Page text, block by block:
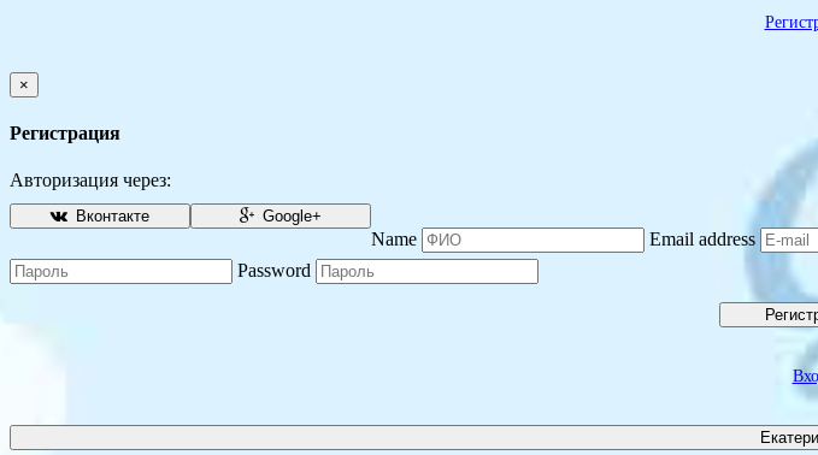
×
Регистрация
Авторизация через:
Вконтакте Google+
Name Email address
Password